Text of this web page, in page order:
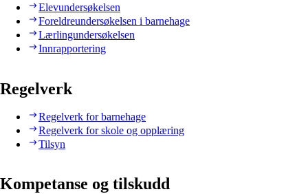
Elevundersøkelsen
Foreldreundersøkelsen i barnehage
Lærlingundersøkelsen
Innrapportering
Regelverk
Regelverk for barnehage
Regelverk for skole og opplæring
Tilsyn
Kompetanse og tilskudd